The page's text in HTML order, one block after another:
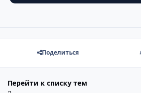
Поделиться
Перейти к списку тем